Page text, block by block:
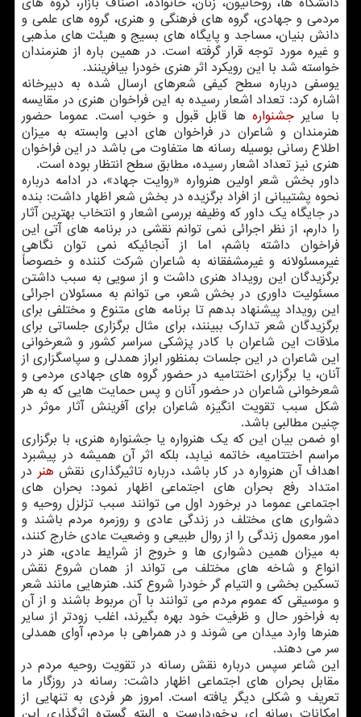
مردمی و جهادی، گروه های فرهنگی و هنری، گروه های علمی و
دانش بنیان، مساجد و پایگاه های بسیج و هیئت های مذهبی
و غیره مورد توجه قرار گرفته است. در همین باره از هنرمندان
خواسته شد با این رویکرد اثر هنری خودرا بیافرینند.
یوسفی درباره سطح کیفی شعرهای ارسال شده به دبیرخانه
اشاره کرد: تعداد اشعار رسیده به این فراخوان هنری در مقایسه
با سایر جشنوارهها قابل قبول و خوب است. عموما حضور
هنرمندان و شاعران در فراخوان های ادبی وابسته به میزان
اطلاع رسانی بوسیله رسانه ها متفاوت می باشد در این فراخوان
هنری نیز تعداد اشعار رسیده، مطابق سطح انتظار بوده است.
داور بخش شعر اولین هنرواره «روایت جهاد»، در ادامه درباره
نحوه پشتیبانی از افراد برگزیده در بخش شعر اظهار داشت: بنده
در جایگاه یک داور که وظیفه بررسی اشعار و انتخاب بهترین آثار
را دارم، از نظر اجرائی نمی توانم نقشی در برنامه های آتی این
فراخوان داشته باشم، اما از آنجائیکه نمی توان نگاهی
غیرمسئولانه و غیرمشفقانه به شاعران شرکت کننده و خصوصاً
برگزیدگان این رویداد هنری داشت و از سویی به سبب داشتن
مسئولیت داوری در بخش شعر، می توانم به مسئولان اجرائی
این رویداد پیشنهاد بدهم تا برنامه های متنوع و مختلفی برای
برگزیدگان شعر تدارک ببینند، برای مثال برگزاری جلساتی برای
ملاقات این شاعران با کادر پزشکی سراسر کشور و شعرخوانی
این شاعران در این جلسات بمنظور ابراز همدلی و سپاسگزاری از
آنان، یا برگزاری اختتامیه در حضور گروه های جهادی مردمی و
شعرخوانی شاعران در حضور آنان و پس حمایت هایی که به هر
شکل سبب تقویت انگیزه شاعران برای آفرینش آثار موثر در
چنین مطالبی باشد.
او ضمن بیان این که یک هنرواره یا جشنواره هنری، با برگزاری
مراسم اختتامیه، خاتمه نیابد، بلکه اثر آن همیشه در پیشبرد
اهداف آن هنرواره در کار باشد، درباره تاثیرگذاری نقش هنر در
امتداد رفع بحران های اجتماعی اظهار نمود: بحران های
اجتماعی عموما در برخورد اول می توانند سبب تزلزل روحیه و
دشواری های مختلف در زندگی عادی و روزمره مردم باشند و
امور معمول زندگی را از روال طبیعی و وضعیت عادی خارج کنند،
به میزان همین دشواری ها و خروج از شرایط عادی، هنر در
انواع و شاخه های مختلف می تواند از همان شروع نقش
تسکین بخشی و التیام گر خودرا شروع کند. هنرهایی مانند شعر
و موسیقی که عموم مردم می توانند با آن مربوط باشند و از آن
به فراخور حال و ظرفیت خود بهره بگیرند، اغلب زودتر از سایر
هنرها وارد میدان می شوند و در همراهی با مردم، آوای همدلی
سر می دهند.
این شاعر سپس درباره نقش رسانه در تقویت روحیه مردم در
مقابل بحران های اجتماعی اظهار داشت: رسانه در روزگار ما
تعریف و شکلی دیگر یافته است. امروز هر فردی به تنهایی از